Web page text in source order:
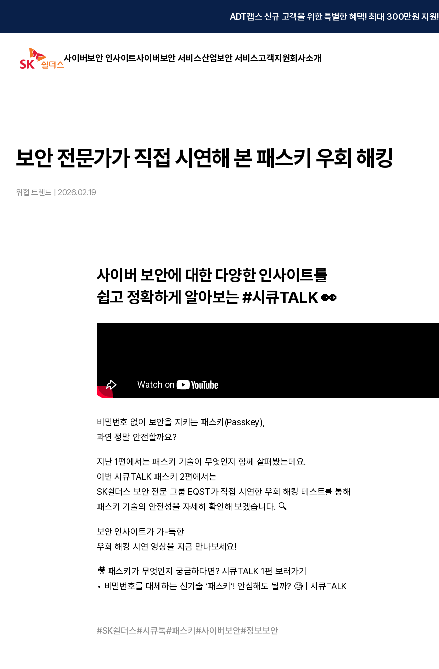
ADT캡스 신규 고객을 위한 특별한 혜택! 최대 300만원 지원!
사이버보안 인사이트사이버보안 서비스산업보안 서비스고객지원회사소개
보안 전문가가 직접 시연해 본 패스키 우회 해킹
위협 트렌드 |2026.02.19
사이버 보안에 대한 다양한 인사이트를
쉽고 정확하게 알아보는 #시큐TALK 👀
비밀번호 없이 보안을 지키는 패스키(Passkey),
과연 정말 안전할까요?
지난 1편에서는 패스키 기술이 무엇인지 함께 살펴봤는데요.
이번 시큐TALK 패스키 2편에서는
SK쉴더스 보안 전문 그룹 EQST가 직접 시연한 우회 해킹 테스트를 통해
패스키 기술의 안전성을 자세히 확인해 보겠습니다. 🔍
보안 인사이트가 가-득한
우회 해킹 시연 영상을 지금 만나보세요!
🎥 패스키가 무엇인지 궁금하다면? 시큐TALK 1편 보러가기
• 비밀번호를 대체하는 신기술 ‘패스키’! 안심해도 될까? 🧐 | 시큐TALK
#SK쉴더스#시큐톡#패스키 #사이버보안#정보보안